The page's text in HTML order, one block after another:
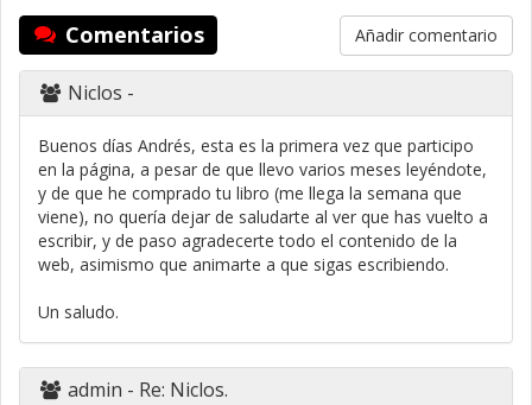
Comentarios Añadir comentario
Niclos -
Buenos días Andrés, esta es la primera vez que participo
en la página, a pesar de que llevo varios meses leyéndote,
y de que he comprado tu libro (me llega la semana que
viene), no quería dejar de saludarte al ver que has vuelto a
escribir, y de paso agradecerte todo el contenido de la
web, asimismo que animarte a que sigas escribiendo.
Un saludo.
admin - Re: Niclos.